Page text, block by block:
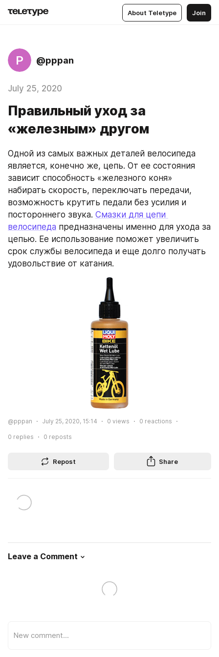
About Teletype Join
P @pppan
July 25, 2020
Правильный уход за
«железным» другом
Одной из самых важных деталей велосипеда
является, конечно же, цепь. От ее состояния
зависит способность «железного коня»
набирать скорость, переключать передачи,
возможность крутить педали без усилия и
постороннего звука. Смазки для цепи
велосипеда предназначены именно для ухода за
цепью. Ее использование поможет увеличить
срок службы велосипеда и еще долго получать
удовольствие от катания.
@pppan July 25, 2020, 15:14 0 views 0 reactions
0 replies 0 reposts
Repost Share
Leave a Comment